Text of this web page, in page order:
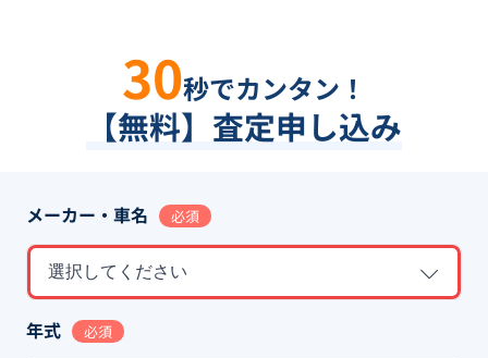
30秒でカンタン！
【無料】査定申し込み
メーカー・車名 必須
選択してください
年式 必須